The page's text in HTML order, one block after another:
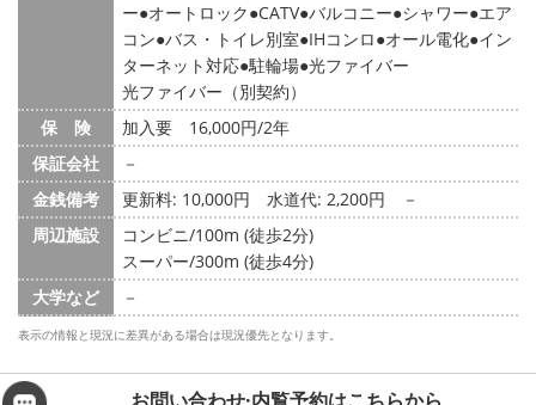
ー オートロック CATV バルコニー シャワー エア
コン バス・トイレ別室 IHコンロ オール電化 イン
ターネット対応 駐輪場 光ファイバー
光ファイバー（別契約）
保 険
加入要 16,000円/2年
保証会社
－
金銭備考
更新料: 10,000円 水道代: 2,200円
－
周辺施設
コンビニ/100m (徒歩2分)
スーパー/300m (徒歩4分)
大学など
－
表示の情報と現況に差異がある場合は現況優先となります。